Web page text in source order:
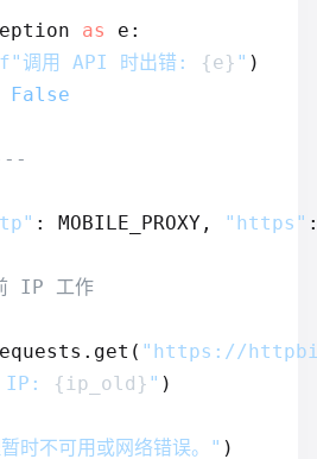
as
e:
f"调用 API 时出错: {e} " )
False
: MOBILE_PROXY, "https"
IP 工作
"https://
IP: {ip_old} "
时不可用或网络错误。" )